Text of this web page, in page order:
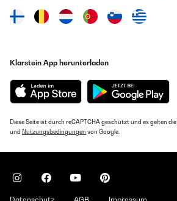
Klarstein App herunterladen
Diese Seite ist durch reCAPTCHA geschützt und es gelten die
und Nutzungsbedingungen von Google.